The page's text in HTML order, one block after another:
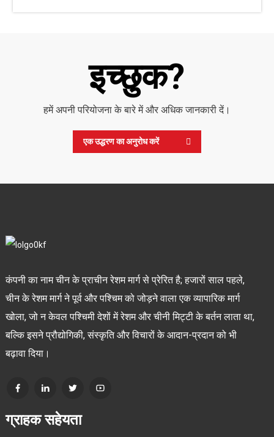
इच्छुक?
हमें अपनी परियोजना के बारे में और अधिक जानकारी दें।
एक उद्धरण का अनुरोध करें
कंपनी का नाम चीन के प्राचीन रेशम मार्ग से प्रेरित है; हजारों साल पहले,
चीन के रेशम मार्ग ने पूर्व और पश्चिम को जोड़ने वाला एक व्यापारिक मार्ग
खोला, जो न केवल पश्चिमी देशों में रेशम और चीनी मिट्टी के बर्तन लाता था,
बल्कि इसने प्रौद्योगिकी, संस्कृति और विचारों के आदान-प्रदान को भी
बढ़ावा दिया।
ग्राहक सहेयता